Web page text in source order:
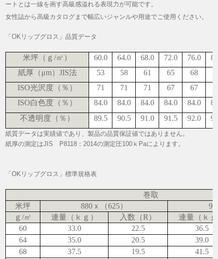
ートとは一線を画す高級感溢れる表現力が可能です。
女性誌から高級カタログまで幅広いジャンルや用途でご使用ください。
「OKリップグロス」品質データ
米坪（ｇ/㎡） 60.0 64.0 68.0 72.0 76.0
紙厚（μm）JIS法
53 58 61 65 68
ISO光沢度（％）
71 71 71 67 67
ISO白色度（％）
84.0 84.0 84.0 84.0 84.0
不透明度（％）
89.5 90.5 91.0 91.5 92.0
紙質データは実績値であり、製品の品質保証値ではありません。
紙厚の測定はJIS P8118：2014の測定圧100ｋPaによります。
「OKリップグロス」標準規格表
巻取
米坪
880ｘ（625）
ｇ/㎡
連量（ｋｇ） 入数（R）
連量（ｋ
60
33.0 22.5
36.5
64
35.0 20.5
39.0
68
37.5 19.5
41.5